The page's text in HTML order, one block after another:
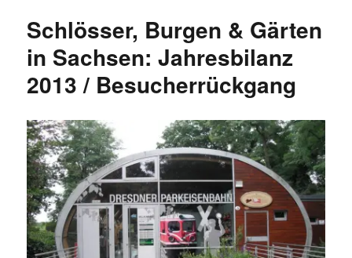
Schlösser, Burgen & Gärten
in Sachsen: Jahresbilanz
2013 / Besucherrückgang